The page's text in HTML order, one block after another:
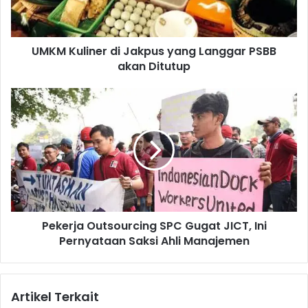
l
i
n
i
J
a
p
u
s
y
a
a
g
UMKM Kuliner di Jakpus yang Langgar PSBB
akan Ditutup
P
e
k
r
j
a
O
u
c
Pekerja Outsourcing SPC Gugat JICT, Ini
Pernyataan Saksi Ahli Manajemen
Artikel Terkait